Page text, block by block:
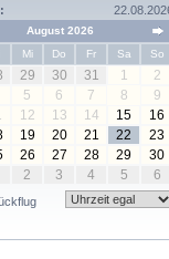
August 2026
Mi Do Fr Sa So
29 30 31 1
2
5 6 7 8
9
12 13 14 15
16
19 20 21 22
23
26 27 28 29
30
2 3 4 5 6